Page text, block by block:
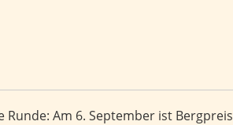
September ist Bergpreis
Am 6. September ist Bergpreis